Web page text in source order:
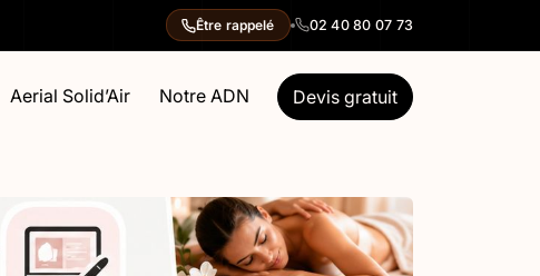
Être rappelé 02 40 80 07 73
Aerial Solid’Air Notre ADN Devis gratuit